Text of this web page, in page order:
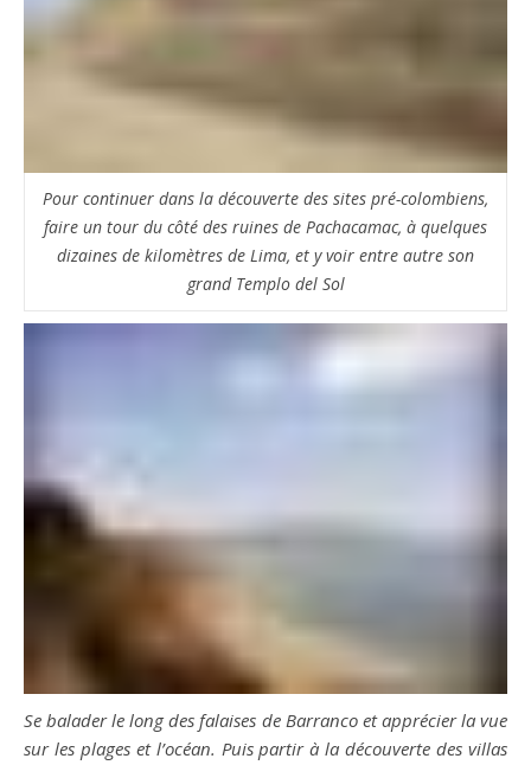
Pour continuer dans la découverte des sites pré-colombiens,
faire un tour du côté des ruines de Pachacamac, à quelques
dizaines de kilomètres de Lima, et y voir entre autre son
grand Templo del Sol
Se balader le long des falaises de Barranco et apprécier la vue
sur les plages et l’océan. Puis partir à la découverte des villas